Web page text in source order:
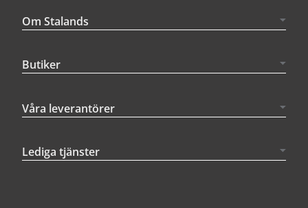
Om Stalands
Butiker
Våra leverantörer
Lediga tjänster